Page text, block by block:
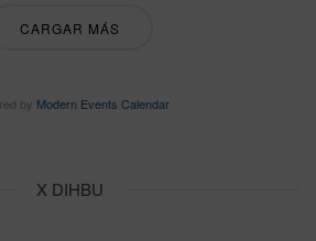
CARGAR MÁS
by Modern Events Calendar
X DIHBU